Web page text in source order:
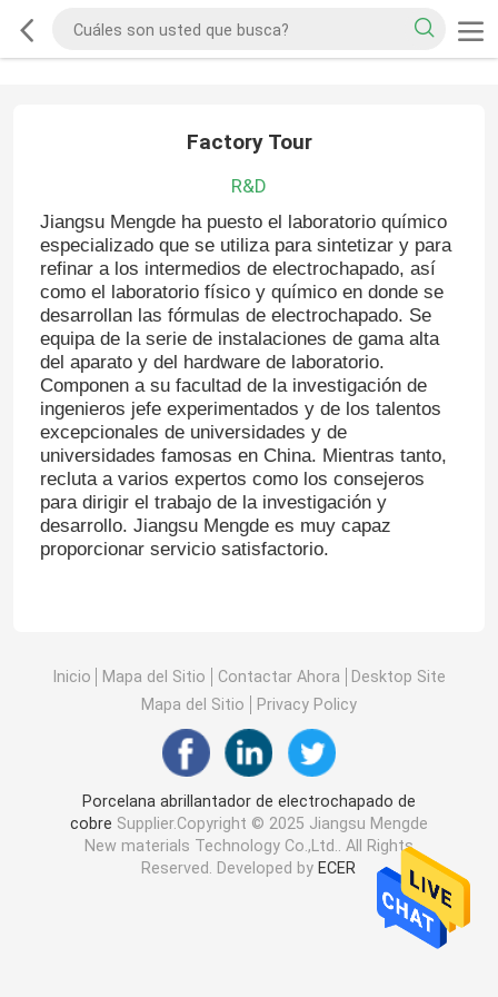
Factory Tour
R&D
Jiangsu Mengde ha puesto el laboratorio químico
especializado que se utiliza para sintetizar y para
refinar a los intermedios de electrochapado, así
como el laboratorio físico y químico en donde se
desarrollan las fórmulas de electrochapado. Se
equipa de la serie de instalaciones de gama alta
del aparato y del hardware de laboratorio.
Componen a su facultad de la investigación de
ingenieros jefe experimentados y de los talentos
excepcionales de universidades y de
universidades famosas en China. Mientras tanto,
recluta a varios expertos como los consejeros
para dirigir el trabajo de la investigación y
desarrollo. Jiangsu Mengde es muy capaz
proporcionar servicio satisfactorio.
Inicio Mapa del Sitio Contactar Ahora
Desktop Site
Mapa del Sitio
Privacy Policy
Porcelana abrillantador de electrochapado de
cobre Supplier.Copyright © 2025 Jiangsu Mengde
New materials Technology Co.,Ltd.. All Rights
Reserved. Developed by ECER